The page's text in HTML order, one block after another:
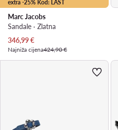
extra -25% Kod: LAST
Marc Jacobs
Sandale · Zlatna
Trenutna cijena
346,99€
Najniža cijena424,90 €